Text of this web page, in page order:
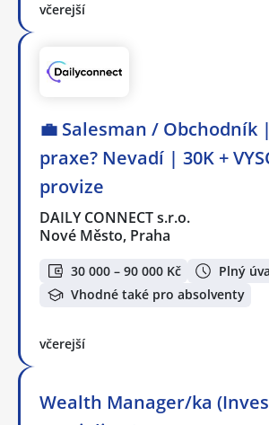
včerejší
💼 Salesman / Obchodník
praxe? Nevadí | 30K +
provize
DAILY CONNECT s.r.o.
Nové Město, Praha
30 000 – 90 000 Kč
Plný
Vhodné také pro absolventy
včerejší
Wealth Manager/ka